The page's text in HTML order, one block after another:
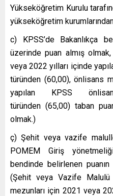
Yükseköğretim Kurulu
yükseköğretim
c) KPSS’de Bakanlıkça
üzerinde puan almış
veya 2022 yılları içinde
türünden (60,00), önlisans
yapılan KPSS
türünden (65,00) taban
olmak.)
ç) Şehit veya vazife
POMEM Giriş
bendinde belirlenen
(Şehit veya Vazife
mezunları için 2021 veya